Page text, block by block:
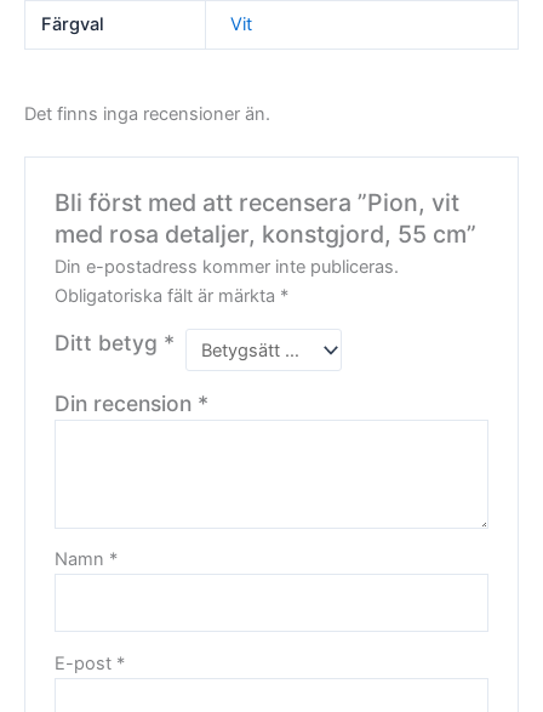
Färgval Vit
Det finns inga recensioner än.
Bli först med att recensera ”Pion, vit
med rosa detaljer, konstgjord, 55 cm”
Din e-postadress kommer inte publiceras.
Obligatoriska fält är märkta *
Ditt betyg *
Din recension *
Namn *
E-post *